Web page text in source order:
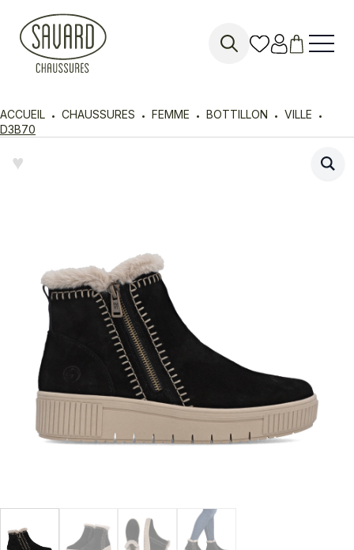
ACCUEIL CHAUSSURES FEMME BOTTILLON
VILLE
D3B70
♥︎